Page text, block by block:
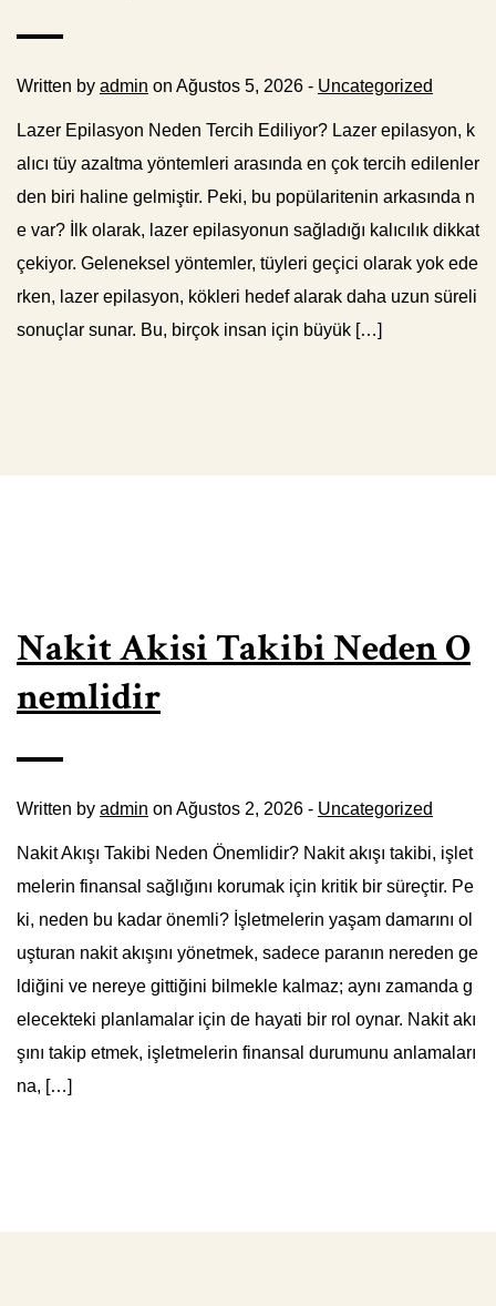
Written by admin on Ağustos 5, 2026 - Uncategorized
Lazer Epilasyon Neden Tercih Ediliyor? Lazer epilasyon, k
alıcı tüy azaltma yöntemleri arasında en çok tercih edilenler
den biri haline gelmiştir. Peki, bu popülaritenin arkasında n
e var? İlk olarak, lazer epilasyonun sağladığı kalıcılık dikkat
çekiyor. Geleneksel yöntemler, tüyleri geçici olarak yok ede
rken, lazer epilasyon, kökleri hedef alarak daha uzun süreli
sonuçlar sunar. Bu, birçok insan için büyük […]
Nakit Akisi Takibi Neden O
nemlidir
Written by admin on Ağustos 2, 2026 - Uncategorized
Nakit Akışı Takibi Neden Önemlidir? Nakit akışı takibi, işlet
melerin finansal sağlığını korumak için kritik bir süreçtir. Pe
ki, neden bu kadar önemli? İşletmelerin yaşam damarını ol
uşturan nakit akışını yönetmek, sadece paranın nereden ge
ldiğini ve nereye gittiğini bilmekle kalmaz; aynı zamanda g
elecekteki planlamalar için de hayati bir rol oynar. Nakit akı
şını takip etmek, işletmelerin finansal durumunu anlamaları
na, […]